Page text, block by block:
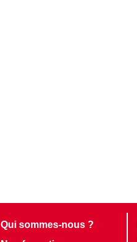
Qui sommes-nous ?